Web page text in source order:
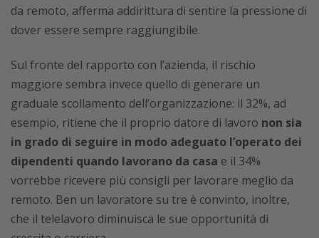
da remoto, afferma addirittura di sentire la pressione di
dover essere sempre raggiungibile.
Sul fronte del rapporto con l’azienda, il rischio
maggiore sembra invece quello di generare un
graduale scollamento dell’organizzazione: il 32%, ad
esempio, ritiene che il proprio datore di lavoro non sia
in grado di seguire in modo adeguato l’operato dei
dipendenti quando lavorano da casa e il 34%
vorrebbe ricevere più consigli per lavorare meglio da
remoto. Ben un lavoratore su tre è convinto, inoltre,
che il telelavoro diminuisca le sue opportunità di